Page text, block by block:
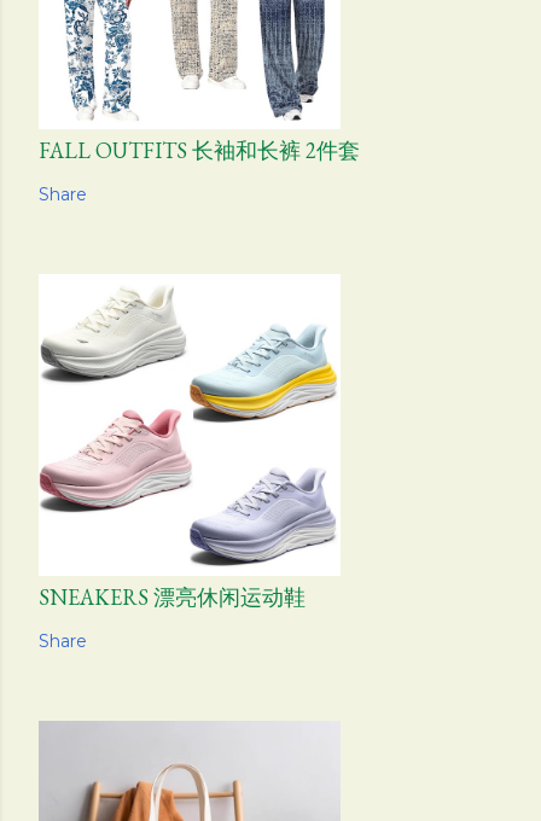
FALL OUTFITS 长袖和长裤 2件套
Share
SNEAKERS 漂亮休闲运动鞋
Share